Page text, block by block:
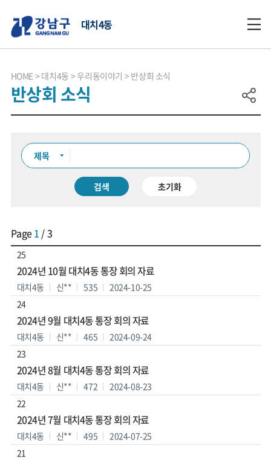
대치4동
HOME 대치4동 우리동이야기 반상회 소식
반상회 소식
검색 초기화
Page1 / 3
25
2024년 10월 대치4동 통장 회의 자료
대치4동 신** 535
2024-10-25
24
2024년 9월 대치4동 통장 회의 자료
대치4동 신** 465
2024-09-24
23
2024년 8월 대치4동 통장 회의 자료
대치4동 신** 472
2024-08-23
22
2024년 7월 대치4동 통장 회의 자료
대치4동 신** 495
2024-07-25
21